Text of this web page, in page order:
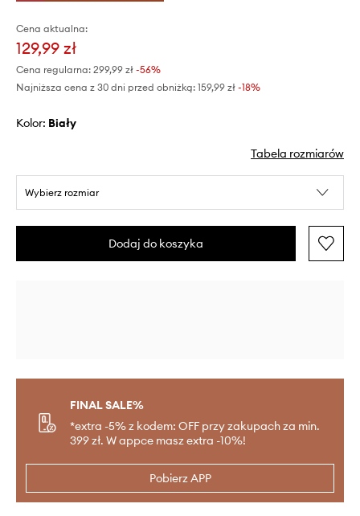
Cena aktualna:
129,99 zł
Cena regularna: 299,99 zł -56%
Najniższa cena z 30 dni przed obniżką: 159,99 zł -18%
Kolor: biały
Tabela rozmiarów
Wybierz rozmiar
Dodaj do koszyka
FINAL SALE%
*extra -5% z kodem: OFF przy zakupach za min.
399 zł. W appce masz extra -10%!
Pobierz APP